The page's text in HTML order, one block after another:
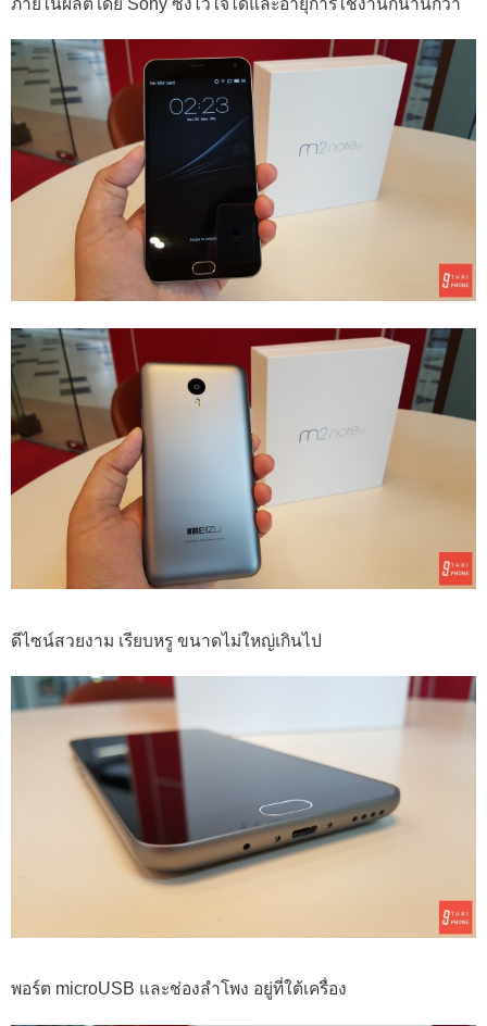
ดีไซน์สวยงาม เรียบหรู ขนาดไม่ใหญ่เกินไป
พอร์ต microUSB และช่องลำโพง อยู่ที่ใต้เครื่อง